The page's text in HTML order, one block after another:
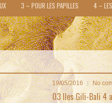
3 – POUR LES PAPILLES 4 –
19/05/2016 No
03 Iles Gili-Bali 4